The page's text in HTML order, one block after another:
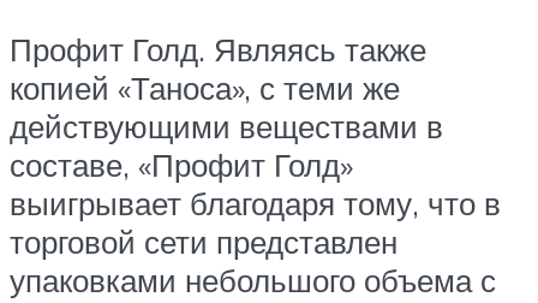
Профит Голд. Являясь также
копией «Таноса», с теми же
действующими веществами в
составе, «Профит Голд»
выигрывает благодаря тому, что в
торговой сети представлен
упаковками небольшого объема с